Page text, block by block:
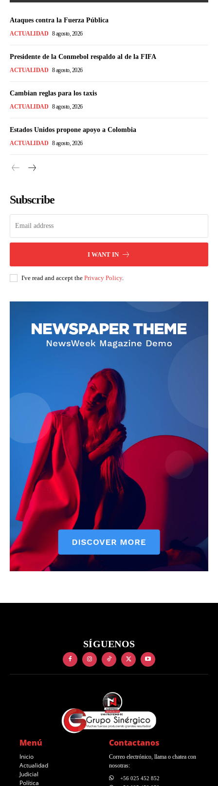
Ataques contra la Fuerza Pública
ACTUALIDAD 8 agosto, 2026
Presidente de la Conmebol respaldo al de la FIFA
ACTUALIDAD 8 agosto, 2026
Cambian reglas para los taxis
ACTUALIDAD 8 agosto, 2026
Estados Unidos propone apoyo a Colombia
ACTUALIDAD 8 agosto, 2026
Subscribe
I WANT IN
I've read and accept the Privacy Policy.
SÍGUENOS
Menú
Inicio
Actualidad
Judicial
Política
Contactanos
Correo electrónico, llama o chatea con
nosotras:
+56 025 452 852